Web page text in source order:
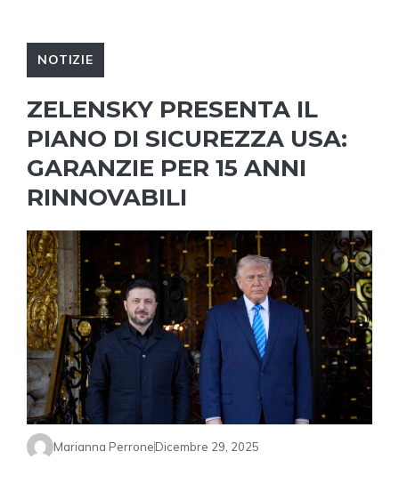
NOTIZIE
ZELENSKY PRESENTA IL
PIANO DI SICUREZZA USA:
GARANZIE PER 15 ANNI
RINNOVABILI
Marianna PerroneDicembre 29, 2025